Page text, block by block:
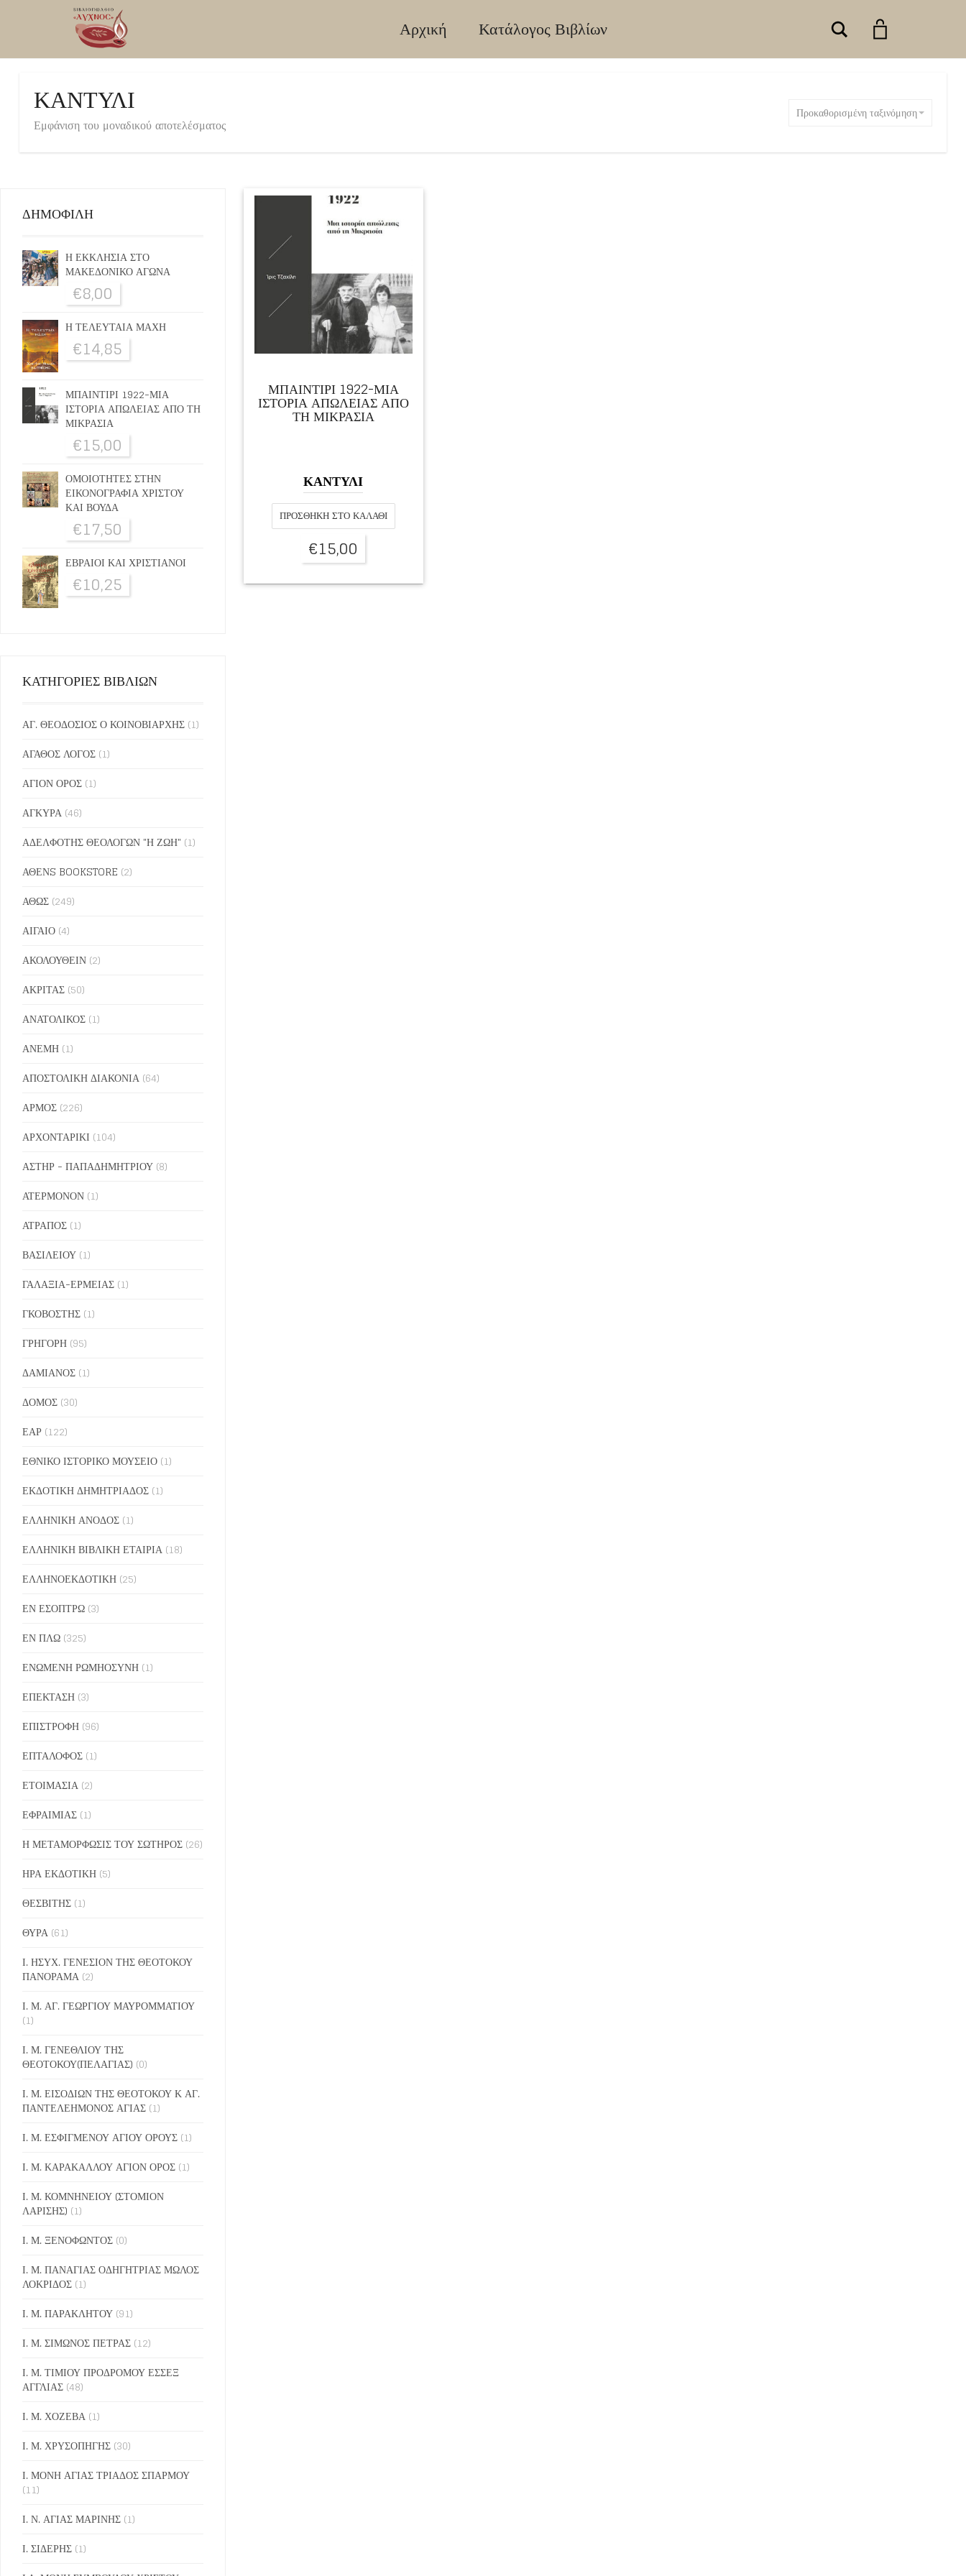
Αρχική Κατάλογος Βιβλίων Search
ΚΑΝΤΥΛΙ
Εμφάνιση του μοναδικού αποτελέσματος
Προκαθορισμένη ταξινόμηση
ΜΠΑΙΝΤΙΡΙ 1922-ΜΙΑ
ΙΣΤΟΡΙΑ ΑΠΩΛΕΙΑΣ ΑΠΟ
ΤΗ ΜΙΚΡΑΣΙΑ
ΚΑΝΤΥΛΙ
ΠΡΟΣΘΉΚΗ ΣΤΟ ΚΑΛΆΘΙ
€15,00
ΔΗΜΟΦΙΛΗ
Η ΕΚΚΛΗΣΙΑ ΣΤΟ
ΜΑΚΕΔΟΝΙΚΟ ΑΓΩΝΑ
€8,00
Η ΤΕΛΕΥΤΑΙΑ ΜΑΧΗ
€14,85
ΜΠΑΙΝΤΙΡΙ 1922-ΜΙΑ
ΙΣΤΟΡΙΑ ΑΠΩΛΕΙΑΣ ΑΠΟ ΤΗ
ΜΙΚΡΑΣΙΑ
€15,00
ΟΜΟΙΟΤΗΤΕΣ ΣΤΗΝ
ΕΙΚΟΝΟΓΡΑΦΙΑ ΧΡΙΣΤΟΥ
ΚΑΙ ΒΟΥΔΑ
€17,50
ΕΒΡΑΙΟΙ ΚΑΙ ΧΡΙΣΤΙΑΝΟΙ
€10,25
ΚΑΤΗΓΟΡΙΕΣ ΒΙΒΛΙΩΝ
ΑΓ. ΘΕΟΔΟΣΙΟΣ Ο ΚΟΙΝΟΒΙΑΡΧΗΣ (1)
ΑΓΑΘΟΣ ΛΟΓΟΣ (1)
ΑΓΙΟΝ ΟΡΟΣ (1)
ΑΓΚΥΡΑ (46)
ΑΔΕΛΦΟΤΗΣ ΘΕΟΛΟΓΩΝ "Η ΖΩΗ" (1)
ΑΘΕΝS BOOKSTORE (2)
ΑΘΩΣ (249)
ΑΙΓΑΙΟ (4)
ΑΚΟΛΟΥΘΕΙΝ (2)
ΑΚΡΙΤΑΣ (50)
ΑΝΑΤΟΛΙΚΟΣ (1)
ΑΝΕΜΗ (1)
ΑΠΟΣΤΟΛΙΚΗ ΔΙΑΚΟΝΙΑ (64)
ΑΡΜΟΣ (226)
ΑΡΧΟΝΤΑΡΙΚΙ (104)
ΑΣΤΗΡ - ΠΑΠΑΔΗΜΗΤΡΙΟΥ (8)
ΑΤΕΡΜΟΝΟΝ (1)
ΑΤΡΑΠΟΣ (1)
ΒΑΣΙΛΕΙΟΥ (1)
ΓΑΛΑΞΙΑ-ΕΡΜΕΙΑΣ (1)
ΓΚΟΒΟΣΤΗΣ (1)
ΓΡΗΓΟΡΗ (95)
ΔΑΜΙΑΝΟΣ (1)
ΔΟΜΟΣ (30)
ΕΑΡ (122)
ΕΘΝΙΚΟ ΙΣΤΟΡΙΚΟ ΜΟΥΣΕΙΟ (1)
ΕΚΔΟΤΙΚΗ ΔΗΜΗΤΡΙΑΔΟΣ (1)
ΕΛΛΗΝΙΚΗ ΑΝΟΔΟΣ (1)
ΕΛΛΗΝΙΚΗ ΒΙΒΛΙΚΗ ΕΤΑΙΡΙΑ (18)
ΕΛΛΗΝΟΕΚΔΟΤΙΚΗ (25)
ΕΝ ΕΣΟΠΤΡΩ (3)
ΕΝ ΠΛΩ (325)
ΕΝΩΜΕΝΗ ΡΩΜΗΟΣΥΝΗ (1)
ΕΠΕΚΤΑΣΗ (3)
ΕΠΙΣΤΡΟΦΗ (96)
ΕΠΤΑΛΟΦΟΣ (1)
ΕΤΟΙΜΑΣΙΑ (2)
ΕΦΡΑΙΜΙΑΣ (1)
Η ΜΕΤΑΜΟΡΦΩΣΙΣ ΤΟΥ ΣΩΤΗΡΟΣ (26)
ΗΡΑ ΕΚΔΟΤΙΚΗ (5)
ΘΕΣΒΙΤΗΣ (1)
ΘΥΡΑ (61)
Ι. ΗΣΥΧ. ΓΕΝΕΣΙΟΝ ΤΗΣ ΘΕΟΤΟΚΟΥ
ΠΑΝΟΡΑΜΑ (2)
Ι. Μ. ΑΓ. ΓΕΩΡΓΙΟΥ ΜΑΥΡΟΜΜΑΤΙΟΥ
(1)
Ι. Μ. ΓΕΝΕΘΛΙΟΥ ΤΗΣ
ΘΕΟΤΟΚΟΥ(ΠΕΛΑΓΙΑΣ) (0)
Ι. Μ. ΕΙΣΟΔΙΩΝ ΤΗΣ ΘΕΟΤΟΚΟΥ Κ ΑΓ.
ΠΑΝΤΕΛΕΗΜΟΝΟΣ ΑΓΙΑΣ (1)
Ι. Μ. ΕΣΦΙΓΜΕΝΟΥ ΑΓΙΟΥ ΟΡΟΥΣ (1)
Ι. Μ. ΚΑΡΑΚΑΛΛΟΥ ΑΓΙΟΝ ΟΡΟΣ (1)
Ι. Μ. ΚΟΜΝΗΝΕΙΟΥ (ΣΤΟΜΙΟΝ
ΛΑΡΙΣΗΣ) (1)
Ι. Μ. ΞΕΝΟΦΩΝΤΟΣ (0)
Ι. Μ. ΠΑΝΑΓΙΑΣ ΟΔΗΓΗΤΡΙΑΣ ΜΩΛΟΣ
ΛΟΚΡΙΔΟΣ (1)
Ι. Μ. ΠΑΡΑΚΛΗΤΟΥ (91)
Ι. Μ. ΣΙΜΩΝΟΣ ΠΕΤΡΑΣ (12)
Ι. Μ. ΤΙΜΙΟΥ ΠΡΟΔΡΟΜΟΥ ΕΣΣΕΞ
ΑΓΓΛΙΑΣ (48)
Ι. Μ. ΧΟΖΕΒΑ (1)
Ι. Μ. ΧΡΥΣΟΠΗΓΗΣ (30)
Ι. ΜΟΝΗ ΑΓΙΑΣ ΤΡΙΑΔΟΣ ΣΠΑΡΜΟΥ
(11)
Ι. Ν. ΑΓΙΑΣ ΜΑΡΙΝΗΣ (1)
Ι. ΣΙΔΕΡΗΣ (1)